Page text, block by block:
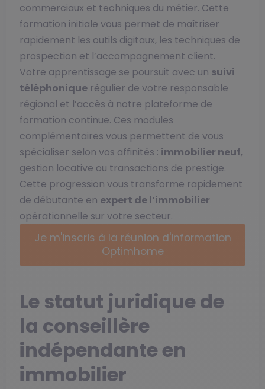
commerciaux et techniques du métier. Cette
formation initiale vous permet de maîtriser
rapidement les outils digitaux, les techniques de
prospection et l’accompagnement client.
Votre apprentissage se poursuit avec un suivi
téléphoniquerégulier de votre responsable
régional et l’accès à notre plateforme de
formation continue. Ces modules
complémentaires vous permettent de vous
spécialiser selon vos affinités : immobilier neuf,
gestion locative ou transactions de prestige.
Cette progression vous transforme rapidement
de débutante en expert de l’immobilier
opérationnelle sur votre secteur.
Je m'inscris à la réunion d'information
Optimhome
Le statut juridique de
la conseillère
indépendante en
immobilier